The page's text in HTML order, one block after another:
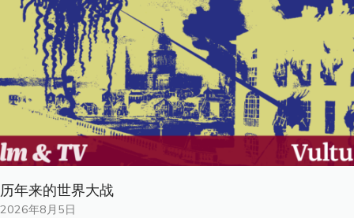
历年来的世界大战
2026年8月5日